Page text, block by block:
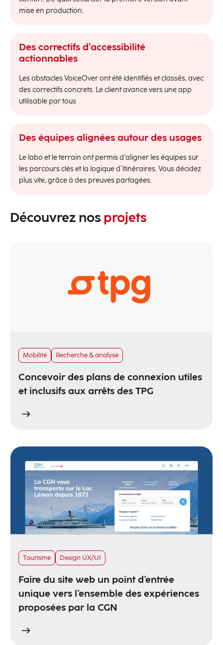
mise en production.
Des correctifs d’accessibilité
actionnables
Les obstacles VoiceOver ont été identifiés et classés, avec
des correctifs concrets. Le client avance vers une app
utilisable par tous
Des équipes alignées autour des usages
Le labo et le terrain ont permis d'aligner les équipes sur
les parcours clés et la logique d’itinéraires. Vous décidez
plus vite, grâce à des preuves partagées.
Découvrez nos projets
Mobilité Recherche & analyse
Concevoir des plans de connexion utiles
et inclusifs aux arrêts des TPG
Tourisme Design UX/UI
Faire du site web un point d'entrée
unique vers l'ensemble des expériences
proposées par la CGN